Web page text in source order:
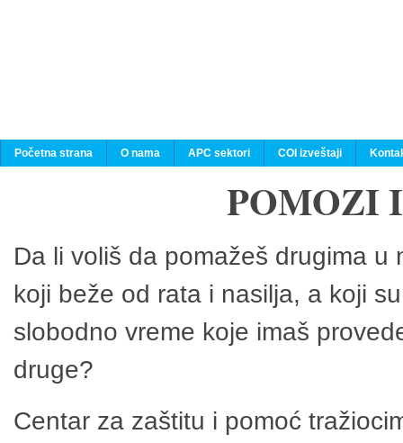
Početna strana O nama APC sektori COI izveštaji
POMOZI
Da li voliš da pomažeš drugima
koji beže od rata i nasilja, a koji
slobodno vreme koje imaš
druge?
Centar za zaštitu i pomoć